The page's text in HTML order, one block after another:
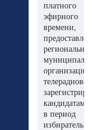
платного
эфирного
времени,
организацией
кандидатам
в период